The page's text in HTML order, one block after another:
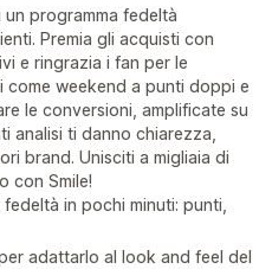
un programma fedeltà
Premia gli acquisti con
e ringrazia i fan per le
come weekend a punti doppi e
le conversioni, amplificate su
analisi ti danno chiarezza,
brand. Unisciti a migliaia di
con Smile!
in pochi minuti: punti,
adattarlo al look and feel del